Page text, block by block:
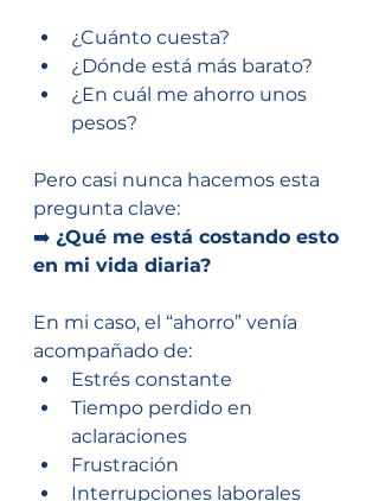
¿Cuánto cuesta?
¿Dónde está más barato?
¿En cuál me ahorro unos
pesos?
Pero casi nunca hacemos esta
pregunta clave:
➡️ ¿Qué me está costando esto
en mi vida diaria?
En mi caso, el “ahorro” venía
acompañado de:
Estrés constante
Tiempo perdido en
aclaraciones
Frustración
Interrupciones laborales